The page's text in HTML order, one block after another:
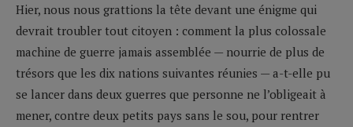
Hier, nous nous grattions la tête devant une énigme qui
devrait troubler tout citoyen : comment la plus colossale
machine de guerre jamais assemblée — nourrie de plus de
trésors que les dix nations suivantes réunies — a-t-elle pu
se lancer dans deux guerres que personne ne l’obligeait à
mener, contre deux petits pays sans le sou, pour rentrer